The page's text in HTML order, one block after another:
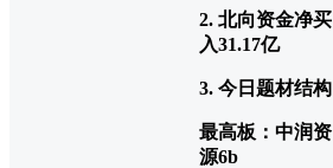
2. 北向资金净买
入31.17亿
3. 今日题材结构
最高板：中润资
源6b